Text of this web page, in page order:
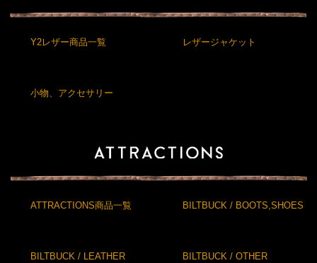
Y2レザー商品一覧 レザージャケット
小物、アクセサリー
ATTRACTIONS商品一覧 BILTBUCK / BOOTS,SHOES
BILTBUCK / LEATHER
BILTBUCK / OTHER